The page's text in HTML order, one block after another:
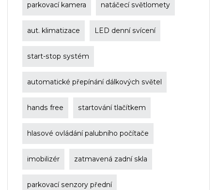
parkovací kamera natáčecí světlomety
aut. klimatizace LED denní svícení
start-stop systém
automatické přepínání dálkových světel
hands free startování tlačítkem
hlasové ovládání palubního počítače
imobilizér zatmavená zadní skla
parkovací senzory přední